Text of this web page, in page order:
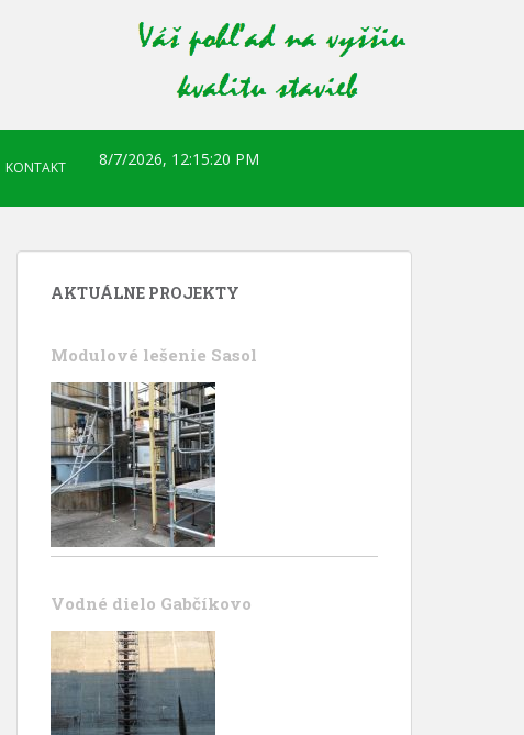
KONTAKT 8/7/2026, 12:15:20 PM
AKTUÁLNE PROJEKTY
Modulové lešenie Sasol
Vodné dielo Gabčíkovo